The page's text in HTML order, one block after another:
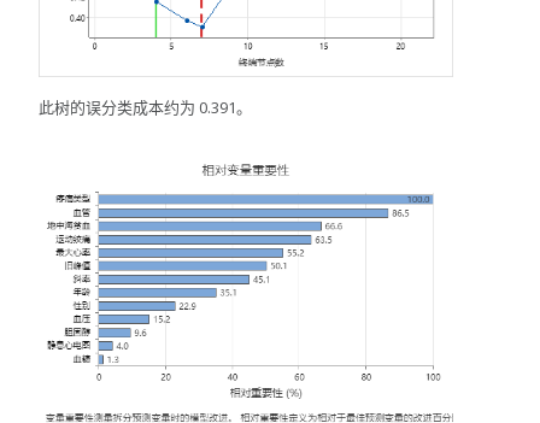
此树的误分类成本约为 0.391。